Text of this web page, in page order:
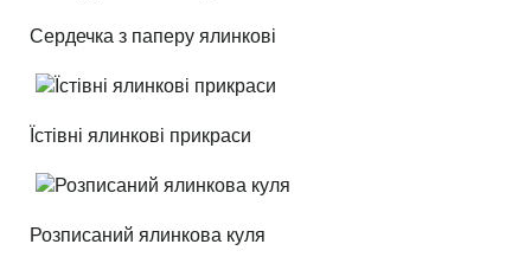
Сердечка з паперу ялинкові
Їстівні ялинкові прикраси
Розписаний ялинкова куля